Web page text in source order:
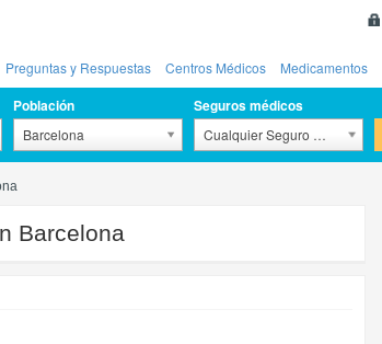
Preguntas y Respuestas Centros Médicos Medicamentos
Población
Barcelona
Seguros médicos
Cualquier Seguro Médico
Barcelona